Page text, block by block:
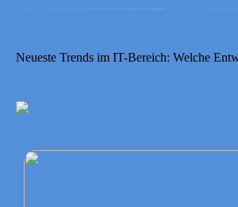
Neueste Trends im IT-Bereich: Welche